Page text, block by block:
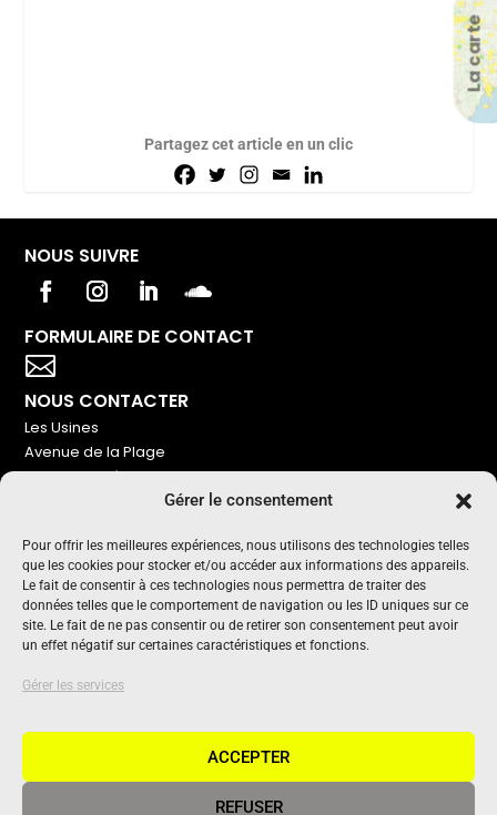
Gérer le consentement
Pour offrir les meilleures expériences, nous utilisons des technologies telles
que les cookies pour stocker et/ou accéder aux informations des appareils.
Le fait de consentir à ces technologies nous permettra de traiter des
données telles que le comportement de navigation ou les ID uniques sur ce
site. Le fait de ne pas consentir ou de retirer son consentement peut avoir
un effet négatif sur certaines caractéristiques et fonctions.
Gérer les services
ACCEPTER
REFUSER
La carte
Partagez cet article en un clic
NOUS SUIVRE
FORMULAIRE DE CONTACT

NOUS CONTACTER
Les Usines
Avenue de la Plage
86240 Ligugé
NOUS SOUTENIR
Pour maintenir un média indépendant, gratuit et sans
publicité
Oui !